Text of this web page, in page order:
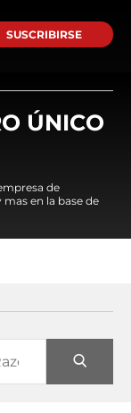
SUSCRIBIRSE
ÚNICO
de
en la base de